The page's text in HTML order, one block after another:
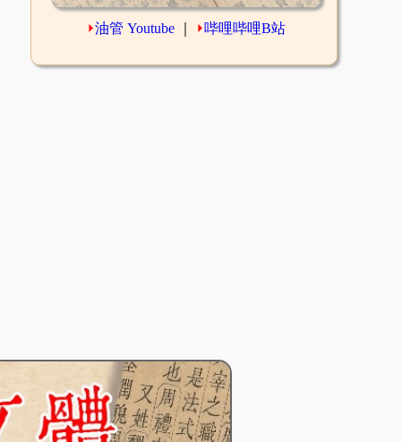
⏵油管 Youtube ⏵哔哩哔哩B站